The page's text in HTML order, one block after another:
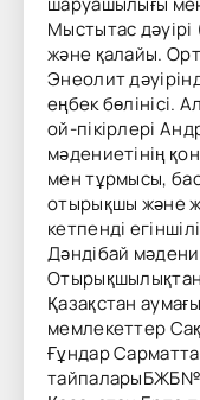
Мыстытас
және қалайы.
Энеолит
еңбек бөлінісі.
ой-пікірлері
мәдениетінің
мен тұрмысы,
отырықшы және
кетпенді
Дәндібай
Қазақстан
мемлекеттер
Ғұндар